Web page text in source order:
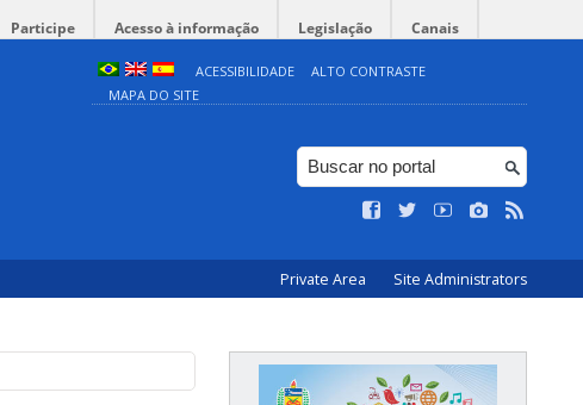
Participe Acesso à informação Legislação Canais
ACESSIBILIDADE
ALTO CONTRASTE
MAPA DO SITE
Private Area Site Administrators